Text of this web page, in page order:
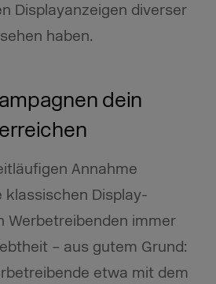
Displayanzeigen diverser
haben.
dein
Annahme
klassischen Display-
Werbetreibenden immer
– aus gutem Grund:
etwa mit dem